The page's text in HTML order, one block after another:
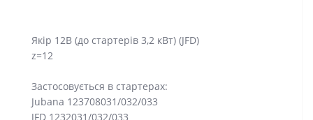
Якір 12В (до стартерів 3,2 кВт) (JFD)
z=12
Застосовується в стартерах:
Jubana 123708031/032/033
JFD 1232031/032/033